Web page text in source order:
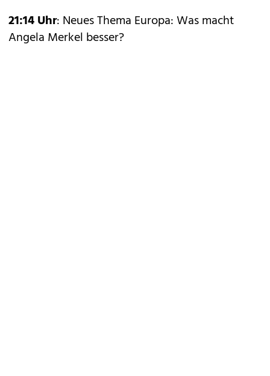
21:14 Uhr: Neues Thema Europa: Was macht
Angela Merkel besser?